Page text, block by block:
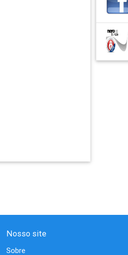
Nosso site
Sobre